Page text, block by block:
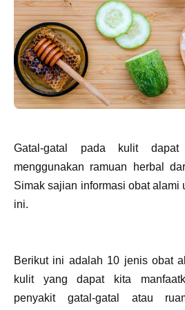
Gatal-gatal pada kulit
menggunakan ramuan herbal
Simak sajian informasi obat alami
ini.
Berikut ini adalah 10 jenis obat
kulit yang dapat kita
penyakit gatal-gatal atau